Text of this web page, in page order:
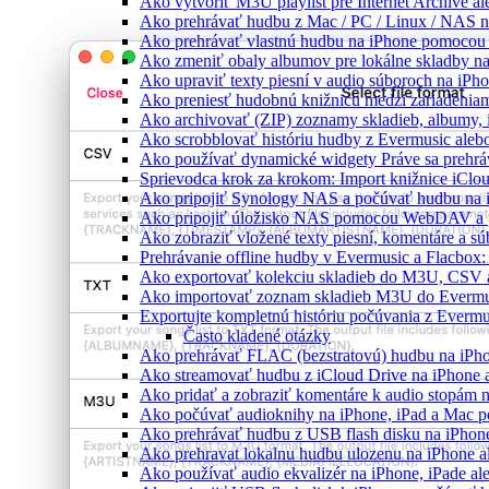
Ako prehrávať hudbu z Mac / PC / Linux / NAS
Ako prehrávať vlastnú hudbu na iPhone
Ako zmeniť obaly albumov pre lokálne skladby
Ako upraviť texty piesní v audio súboroch na
Ako preniesť hudobnú knižnicu medzi
Ako archivovať (ZIP) zoznamy skladieb, albumy,
Ako scrobblovať históriu hudby z Evermusic
Ako používať dynamické widgety Práve sa
Sprievodca krok za krokom: Import knižnice
Ako pripojiť Synology NAS a počúvať hudbu na
Ako pripojiť úložisko NAS pomocou WebDAV a
Ako zobraziť vložené texty piesní, komentáre a
Prehrávanie offline hudby v Evermusic a
Ako exportovať kolekciu skladieb do M3U, CSV
Ako importovať zoznam skladieb M3U do
Exportujte kompletnú históriu počúvania z
Často kladené otázky
Ako prehrávať FLAC (bezstratovú) hudbu na
Ako streamovať hudbu z iCloud Drive na iPhone
Ako pridať a zobraziť komentáre k audio stopám
Ako počúvať audioknihy na iPhone, iPad a Mac
Ako prehrávať hudbu z USB flash disku na
Ako prehravat lokalnu hudbu ulozenu na iPhone
Ako používať audio ekvalizér na iPhone, iPade